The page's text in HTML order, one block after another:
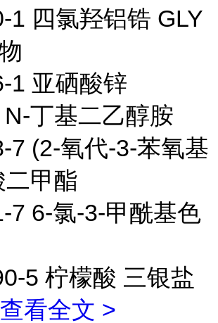
1 四氯羟铝锆 GLY
1 亚硒酸锌
丁基二乙醇胺
7 (2-氧代-3-苯氧基
甲酯
7 6-氯-3-甲酰基色
5 柠檬酸 三银盐
查看全文 >